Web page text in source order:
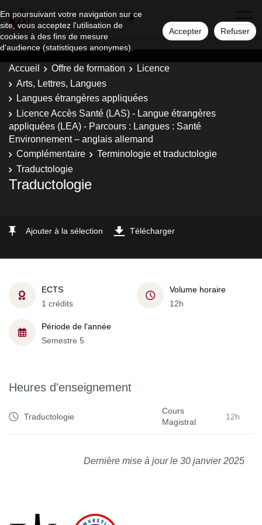
En poursuivant votre navigation sur ce
site, vous acceptez l'utilisation de
cookies à des fins de mesure
d'audience (statistiques anonymes).
Accepter Refuser
Accueil Offre de formation
Licence
Arts, Lettres, Langues
Langues étrangères appliquées
Licence Accès Santé (LAS) - Langue étrangères
appliquées (LEA) - Parcours : Langues : Santé
Environnement – anglais allemand
Complémentaire
Terminologie et traductologie
Traductologie
Traductologie
Ajouter à la sélection Télécharger
ECTS
1 crédits
Volume horaire
12h
Période de l'année
Semestre 5
Heures d'enseignement
Traductologie
Cours
Magistral
12h
Dernière mise à jour le 30 janvier 2025